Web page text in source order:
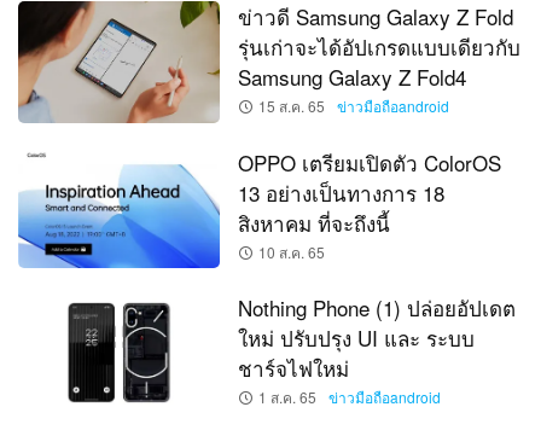
ข่าวดี Samsung Galaxy Z Fold
รุ่นเก่าจะได้อัปเกรดแบบเดียวกับ
Samsung Galaxy Z Fold4
15 ส.ค. 65 ข่าวมือถือandroid
OPPO เตรียมเปิดตัว ColorOS
13 อย่างเป็นทางการ 18
สิงหาคม ที่จะถึงนี้
10 ส.ค. 65
Nothing Phone (1) ปล่อยอัปเดต
ใหม่ ปรับปรุง UI และ ระบบ
ชาร์จไฟใหม่
1 ส.ค. 65 ข่าวมือถือandroid